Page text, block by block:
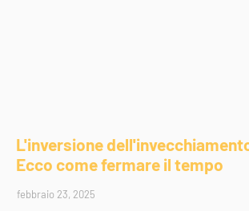
L'inversione
Ecco come fermare il tempo
febbraio 23, 2025